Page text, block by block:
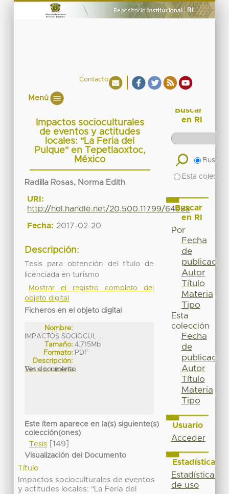
Contacto
Menú
Impactos socioculturales
de eventos y actitudes
locales: "La Feria del
Pulque" en Tepetlaoxtoc,
México
Radilla Rosas, Norma Edith
URI:
http://hdl.handle.net/20.500.11799/64938
Fecha: 2017-02-20
Descripción:
Tesis para obtención del título de
licenciada en turismo
Mostrar el registro completo del
objeto digital
Ficheros en el objeto digital
Nombre:
IMPACTOS SOCIOCUL ...
Tamaño: 4.715Mb
Formato: PDF
Descripción:
Tesis completa
Ver documento
Este ítem aparece en la(s) siguiente(s)
colección(ones)
Tesis[149]
Visualización del Documento
Título
Impactos socioculturales de eventos
y actitudes locales: "La Feria del
Buscar
en RI
Buscar
Esta
Buscar
en RI
Por
Fecha
de
publicación
Autor
Título
Materia
Tipo
Esta
colección
Fecha
de
publicación
Autor
Título
Materia
Tipo
Usuario
Acceder
Estadísticas
Estadísticas
de uso